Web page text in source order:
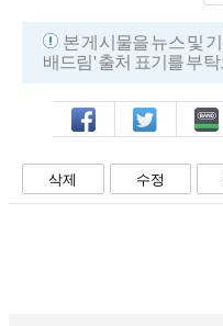
본 게시물을 뉴스 및
배드림' 출처 표기를 부
페북 트윗 밴드
삭제 수정